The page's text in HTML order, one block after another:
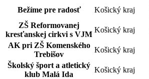
Bežíme pre radosť Košický kraj
ZŠ Reformovanej
kresťanskej cirkvi s VJM
Košický kraj
AK pri ZŠ Komenského
Trebišov
Košický kraj
Školský šport a atletický
klub Malá Ida
Košický kraj